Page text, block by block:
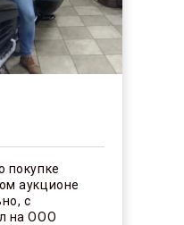
покупке
аукционе
с
на ООО